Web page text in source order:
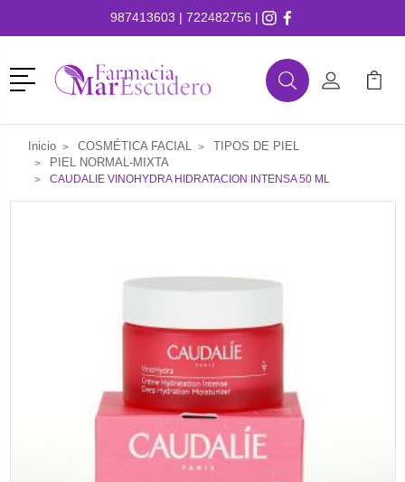
987413603 | 722482756 |
Menú
BuscarMi Cuenta
Mi
Inicio COSMÉTICA FACIAL
TIPOS DE PIEL
PIEL NORMAL-MIXTA
CAUDALIE VINOHYDRA HIDRATACION INTENSA 50 ML